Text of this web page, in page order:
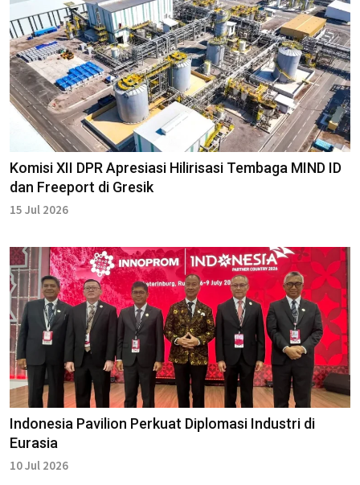
Komisi XII DPR Apresiasi Hilirisasi Tembaga MIND ID
dan Freeport di Gresik
15 Jul 2026
Indonesia Pavilion Perkuat Diplomasi Industri di
Eurasia
10 Jul 2026